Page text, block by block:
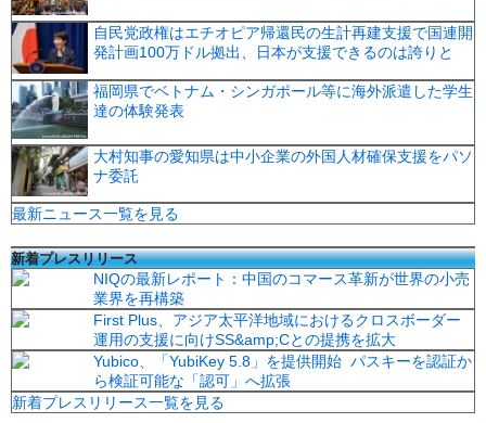
自民党政権はエチオピア帰還民の生計再建支援で国連開
発計画100万ドル拠出、日本が支援できるのは誇りと
福岡県でベトナム・シンガポール等に海外派遣した学生
達の体験発表
大村知事の愛知県は中小企業の外国人材確保支援をパソ
ナ委託
最新ニュース一覧を見る
新着プレスリリース
NIQの最新レポート：中国のコマース革新が世界の小売
業界を再構築
First Plus、アジア太平洋地域におけるクロスボーダー
運用の支援に向けSS&amp;Cとの提携を拡大
Yubico、「YubiKey 5.8」を提供開始 パスキーを認証か
ら検証可能な「認可」へ拡張
新着プレスリリース一覧を見る